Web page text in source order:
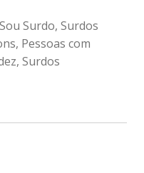
Sou Surdo, Surdos
, Pessoas com
, Surdos